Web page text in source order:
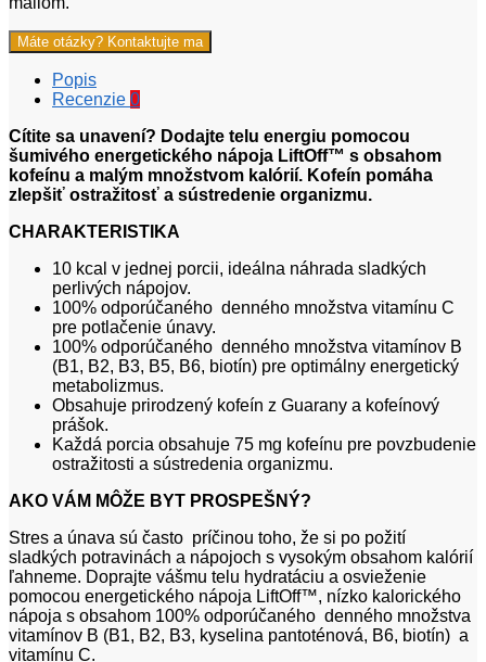
Máte otázky? Kontaktujte ma
Popis
Recenzie 0
Cítite sa unavení? Dodajte telu energiu pomocou
šumivého energetického nápoja LiftOff™ s obsahom
kofeínu a malým množstvom kalórií. Kofeín pomáha
zlepšiť ostražitosť a sústredenie organizmu.
CHARAKTERISTIKA
10 kcal v jednej porcii, ideálna náhrada sladkých
perlivých nápojov.
100% odporúčaného denného množstva vitamínu C
pre potlačenie únavy.
100% odporúčaného denného množstva vitamínov B
(B1, B2, B3, B5, B6, biotín) pre optimálny energetický
metabolizmus.
Obsahuje prirodzený kofeín z Guarany a kofeínový
prášok.
Každá porcia obsahuje 75 mg kofeínu pre povzbudenie
ostražitosti a sústredenia organizmu.
AKO VÁM MÔŽE BYT PROSPEŠNÝ?
Stres a únava sú často príčinou toho, že si po požití
sladkých potravinách a nápojoch s vysokým obsahom kalórií
ľahneme. Doprajte vášmu telu hydratáciu a osvieženie
pomocou energetického nápoja LiftOff™, nízko kalorického
nápoja s obsahom 100% odporúčaného denného množstva
vitamínov B (B1, B2, B3, kyselina pantoténová, B6, biotín) a
vitamínu C.